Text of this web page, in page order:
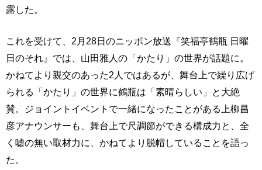
露した。
これを受けて、2月28日のニッポン放送『笑福亭鶴瓶 日曜
日のそれ』では、山田雅人の「かたり」の世界が話題に。
かねてより親交のあった2人ではあるが、舞台上で繰り広げ
られる「かたり」の世界に鶴瓶は「素晴らしい」と大絶
賛。ジョイントイベントで一緒になったことがある上柳昌
彦アナウンサーも、舞台上で尺調節ができる構成力と、全
く嘘の無い取材力に、かねてより脱帽していることを語っ
た。